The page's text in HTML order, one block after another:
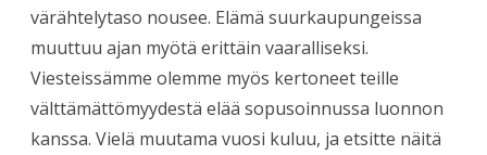
värähtelytaso nousee. Elämä suurkaupungeissa
muuttuu ajan myötä erittäin vaaralliseksi.
Viesteissämme olemme myös kertoneet teille
välttämättömyydestä elää sopusoinnussa luonnon
kanssa. Vielä muutama vuosi kuluu, ja etsitte näitä